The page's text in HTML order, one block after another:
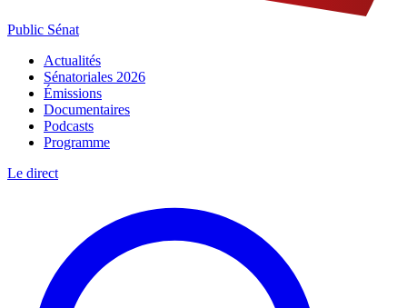
Public Sénat
Actualités
Sénatoriales 2026
Émissions
Documentaires
Podcasts
Programme
Le direct